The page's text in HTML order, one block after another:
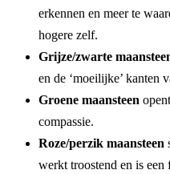
erkennen en meer te
hogere zelf.
Grijze/zwarte
en de ‘moeilijke’ kanten
Groene maansteen
compassie.
Roze/perzik maansteen
werkt troostend en is een